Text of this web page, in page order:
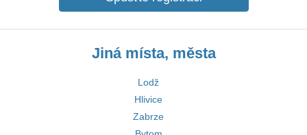
Jiná místa, města
Lodž
Hlivice
Zabrze